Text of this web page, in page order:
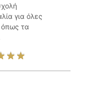
για όλες
όπως τα